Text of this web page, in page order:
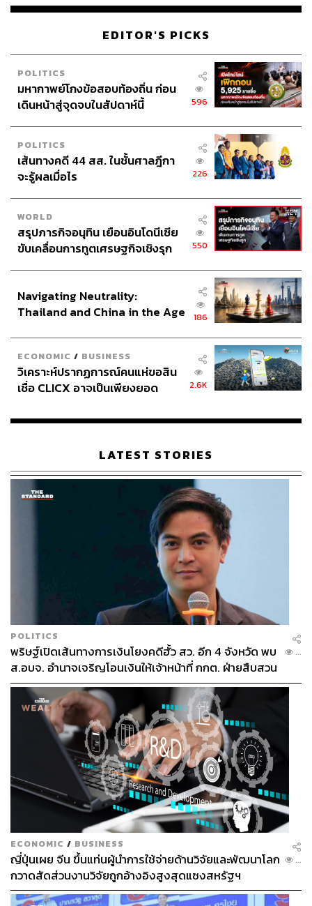
เบิร์ด:“Better Version of Bird คือการที่ได้มองโลกในหลาย
มุมมองมากขึ้น เมื่อก่อนผมมองโลกในแง่เดียวมาตลอด คือ
แต่ละคนมีความคิดที่แตกต่าง เพราะแต่ละคนมีประสบการณ์
ที่แตกต่างกัน มีเหตุผลแตกต่างกัน และด้วยบริษัทมันเร็ว
ทำให้ต้องเปิดรับมากขึ้น มองโลกหลายมุมมากขึ้น”
เจนนี่:“The present is a gift because it is the time when we
can make real impact.” ตอนนี้น้องๆ หรือคนอ่าน THE
STANDARD คงกำลังอ่านเกี่ยวกับ iMAP อยู่ เจนนี่อยากให้
คนที่มีความกล้าพอที่จะเข้าหาโอกาส ได้ลองมาสมัคร ได้
ลองสร้างสรรค์ผลงาน และทำงานที่มีความสำคัญจริงๆ ใน
ธุรกิจของบริษัทระหว่างช่วง 4 Rotations ของโปรแกรมนี้ค่ะ”
สำหรับ Sea iMAP เป็นโปรแกรมที่ให้โอกาส ทั้งโอกาสใน
การทำงานที่ท้าทาย โอกาสที่จะได้รับคำแนะนำโดยตรงจาก
ผู้บริหารระดับสูง โอกาสในการได้ทำงานและแลกเปลี่ยนกับ
คนเก่งๆ ทั้งในไทยและต่างประเทศ ที่สำคัญที่สุดคือ โอกาส
ในการพัฒนาและค้นพบตัวเอง ได้มีโอกาสในการค้นพบ
Better Version ในแบบที่อยากเป็น
สามารถสมัครเข้าร่วม iMAP ได้ที่career.seathailand.com/i
map
พิสูจน์อักษร:ภาวิกา ขันติศรีสกุล
Garena AirPay
Shopee
Sea (Thailand)
International Management Associate Program
รวมพร ศิระธนาพันธ์
เจนจิรา ยศสมศักดิ์
162
ABOUT THE AUTHOR
THE STANDARD TEAM
กองบรรณาธิการ THE STANDARD
EDITOR'S PICKS
POLITICS
มหากาพย์โกงข้อสอบท้องถิ่น ก่อน
เดินหน้าสู่จุดจบในสัปดาห์นี้
596
POLITICS
เส้นทางคดี 44 สส. ในชั้นศาลฎีกา
จะรู้ผลเมื่อไร
226
WORLD
สรุปภารกิจอนุทิน เยือนอินโดนีเซีย
ขับเคลื่อนการทูตเศรษฐกิจเชิงรุก
550
Navigating Neutrality:
Thailand and China in the Age
186
ECONOMIC / BUSINESS
วิเคราะห์ปรากฏการณ์คนแห่ขอสิน
เชื่อ CLICX อาจเป็นเพียงยอด
เรือนไทยที่ถูกซุกไว้
2.6K
LATEST STORIES
POLITICS
พริษฐ์เปิดเส้นทางการเงินโยงคดีฮั้ว สว. อีก 4 จังหวัด พบ
ส.อบจ. อำนาจเจริญโอนเงินให้เจ้าหน้าที่ กกต. ฝ่ายสืบสวน
...
ECONOMIC / BUSINESS
ญี่ปุ่นเผย จีน ขึ้นแท่นผู้นำการใช้จ่ายด้านวิจัยและพัฒนาโลก
กวาดสัดส่วนงานวิจัยถูกอ้างอิงสูงสุดแซงสหรัฐฯ
...